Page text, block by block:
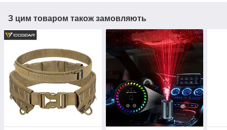
З цим товаром також замовляють